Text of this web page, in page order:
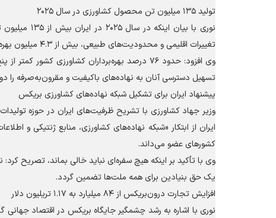
تولید ۱۳۵ میلیون تن محصول کشاورزی در سال ۲۰۲۵
نوری با
تغییرات اقلیمی و محدودیت‌های طبیعی، بیش از ۴.۳ میلیون بهره‌بردار کشاورزی در ایران فعال هستند.
وی افزود: حدود ۷۶ درصد بهره‌برداران کشاورزی
تسهیل دسترسی آنان به نهاده‌های باکیفیت و مقرون‌به‌صرفه را
پیشنهاد ایران برای تشکیل شبکه نهاده‌های کشاورزی بریکس
وزیر جهاد کشاورزی با تشریح ظرفیت‌های ایران در حوزه
کشور‌های عضو می‌داند.
وی با تأکید بر اینکه هیچ سفره‌ای نباید خالی بماند، تصریح کرد:
یک حق بنیادین برای همه ملت‌ها تضمین گردد.
افزایش تجارت درون‌بریکس از ۸۴ میلیارد به ۱.۱۷ تریلیون دلار